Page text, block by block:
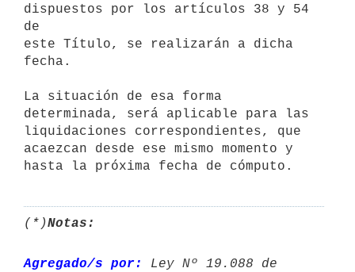
dispuestos por los artículos 38 y 54
de
este Título, se realizarán a dicha
fecha.
La situación de esa forma
determinada, será aplicable para las
liquidaciones correspondientes, que
acaezcan desde ese mismo momento y
(*)Notas:
Agregado/s por: Ley Nº 19.088 de